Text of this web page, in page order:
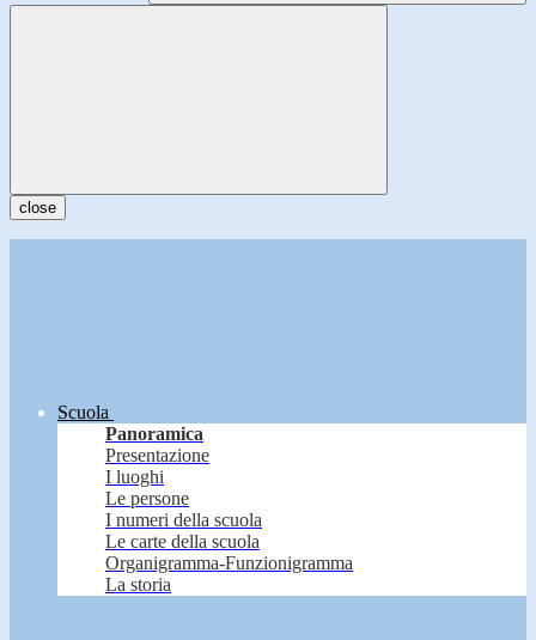
close
Scuola
Panoramica
Presentazione
I luoghi
Le persone
I numeri della scuola
Le carte della scuola
Organigramma-Funzionigramma
La storia